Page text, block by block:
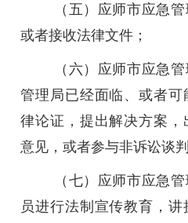
（五）应师市应急
或者接收法律文件；
（六）应师市应急
管理局已经面临、或者
律论证，提出解决方案
意见，或者参与非诉讼谈
（七）应师市应急
员进行法制宣传教育，